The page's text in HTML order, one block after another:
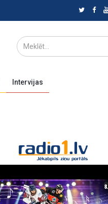
Intervijas